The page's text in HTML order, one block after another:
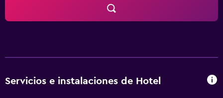
Servicios e instalaciones de Hotel